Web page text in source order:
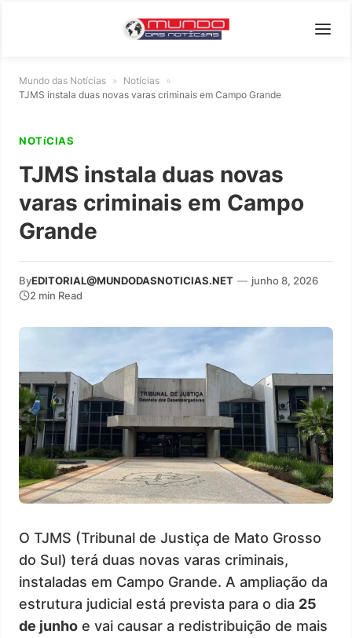
Mundo das Notícias » Notícias »
TJMS instala duas novas varas criminais em Campo Grande
NOTíCIAS
TJMS instala duas novas
varas criminais em Campo
Grande
ByEDITORIAL@MUNDODASNOTICIAS.NET — junho 8, 2026
2 min Read
O TJMS (Tribunal de Justiça de Mato Grosso
do Sul) terá duas novas varas criminais,
instaladas em Campo Grande. A ampliação da
estrutura judicial está prevista para o dia 25
de junho e vai causar a redistribuição de mais